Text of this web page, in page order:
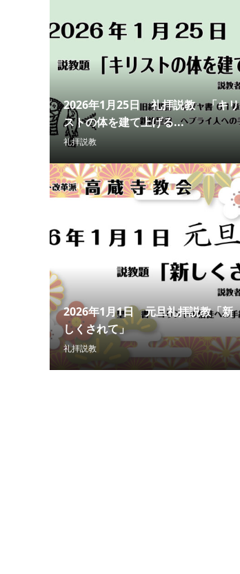
2026年1月25日 礼拝説教 「キリ
ストの体を建て上げる...
礼拝説教
2026年1月1日 元旦礼拝説教「新
しくされて」
礼拝説教